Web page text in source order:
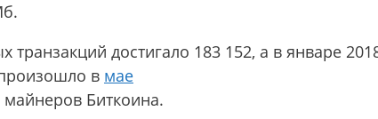
транзакций достигало 183 152, а в январе
в мае
майнеров Биткоина.